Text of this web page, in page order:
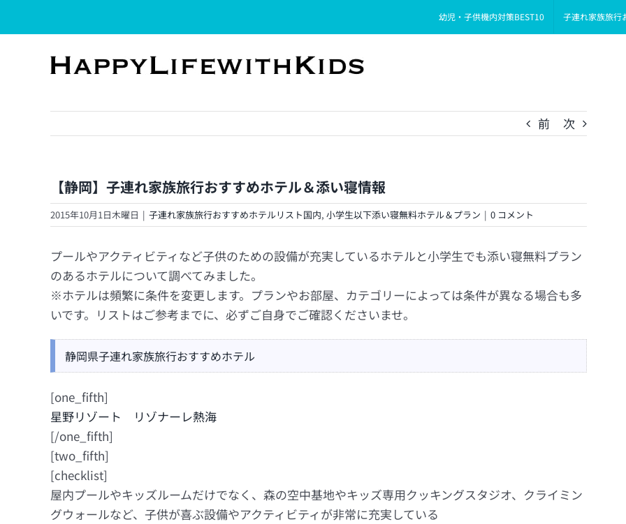
幼児・子供機内対策BEST10 子連れ家族旅行
前 次
【静岡】子連れ家族旅行おすすめホテル＆添い寝情報
2015年10月1日木曜日 | 子連れ家族旅行おすすめホテルリスト国内, 小学生以下添い寝無料ホテル＆プラン | 0 コメント
プールやアクティビティなど子供のための設備が充実しているホテルと小学生でも添い寝無料プラン
のあるホテルについて調べてみました。
※ホテルは頻繁に条件を変更します。プランやお部屋、カテゴリーによっては条件が異なる場合も多
いです。リストはご参考までに、必ずご自身でご確認くださいませ。
静岡県子連れ家族旅行おすすめホテル
[one_fifth]
星野リゾート リゾナーレ熱海
[/one_fifth]
[two_fifth]
[checklist]
屋内プールやキッズルームだけでなく、森の空中基地やキッズ専用クッキングスタジオ、クライミン
グウォールなど、子供が喜ぶ設備やアクティビティが非常に充実している